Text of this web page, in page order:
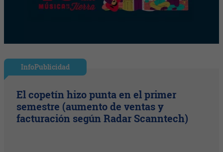
InfoPublicidad
El copetín hizo punta en el primer
semestre (aumento de ventas y
facturación según Radar Scanntech)